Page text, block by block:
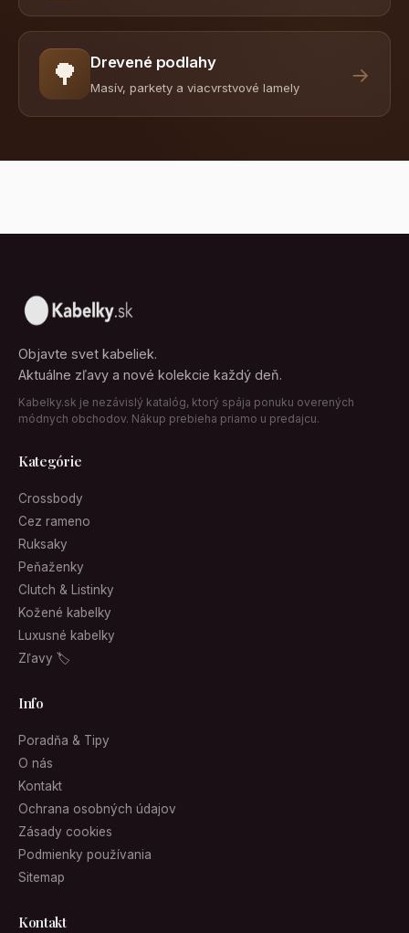
🌳 Drevené podlahy
Masív, parkety a viacvrstvové lamely
→
Objavte svet kabeliek.
Aktuálne zľavy a nové kolekcie každý deň.
Kabelky.sk je nezávislý katalóg, ktorý spája ponuku overených
módnych obchodov. Nákup prebieha priamo u predajcu.
Kategórie
Crossbody
Cez rameno
Ruksaky
Peňaženky
Clutch & Listinky
Kožené kabelky
Luxusné kabelky
Zľavy 🏷
Info
Poradňa & Tipy
O nás
Kontakt
Ochrana osobných údajov
Zásady cookies
Podmienky používania
Sitemap
Kontakt